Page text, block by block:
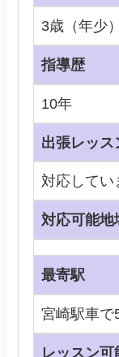
3歳（年少
指導歴
10年
出張レッス
対応してい
対応可能地
最寄駅
宮崎駅車で
レッスン可